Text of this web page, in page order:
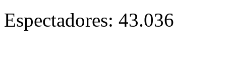
Espectadores: 43.036